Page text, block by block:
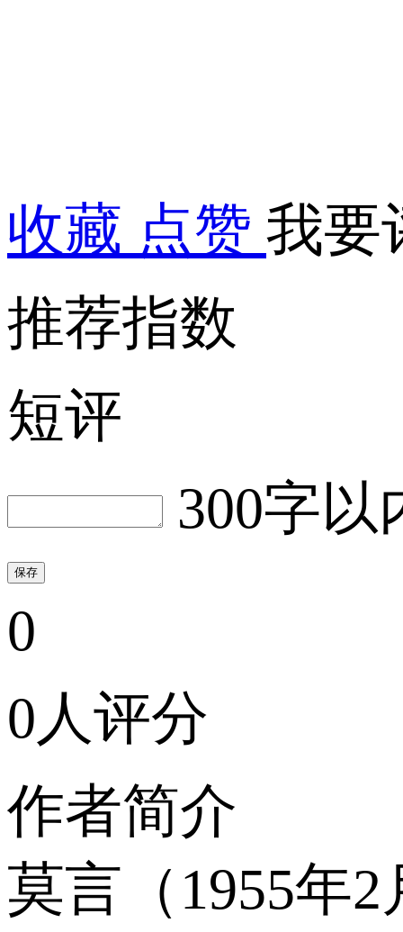
收藏 点赞 我要
推荐指数
短评
300字以
保存
0
0人评分
作者简介
莫言（1955年